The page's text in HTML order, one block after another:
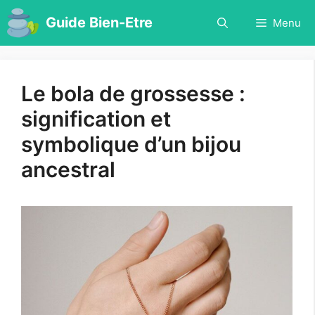
Aller
au
contenu
Guide Bien-Etre Menu
Le bola de grossesse :
signification et
symbolique d’un bijou
ancestral